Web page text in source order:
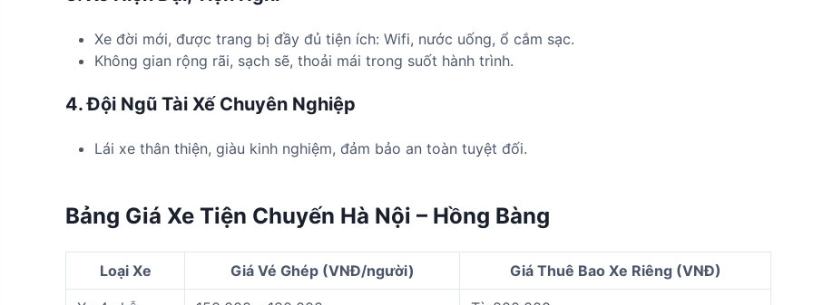
Xe đời mới, được trang bị đầy đủ tiện ích: Wifi, nước uống, ổ cắm sạc.
Không gian rộng rãi, sạch sẽ, thoải mái trong suốt hành trình.
4. Đội Ngũ Tài Xế Chuyên Nghiệp
Lái xe thân thiện, giàu kinh nghiệm, đảm bảo an toàn tuyệt đối.
Bảng Giá Xe Tiện Chuyến Hà Nội – Hồng Bàng
Loại Xe Giá Vé Ghép (VNĐ/người) Giá Thuê Bao Xe Riêng (VNĐ)